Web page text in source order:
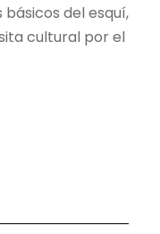
del esquí,
cultural por el